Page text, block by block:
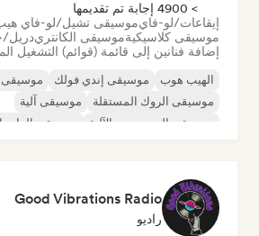
> 4900 إجابة تم تقديمها
إيقاعات/لو-فايموسيقى تشيل/لو-فاي
موسيقى كلاسيكيةموسيقى الكانتري
إضافة فنانين إلى قائمة (قوائم) التشغيل
الهيب هوب موسيقى إندي فولك
موسيقى
موسيقى الروك المستقلة
موسيقى آلية
موسيقى الهيب هوب الآلية
موسيقى الراب
Good Vibrations Radio
راديو